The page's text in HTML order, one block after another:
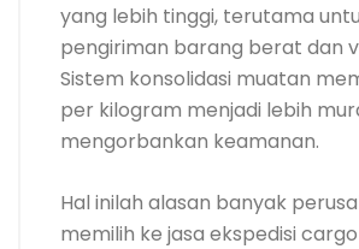
yang lebih tinggi, terutama
pengiriman barang berat dan
Sistem konsolidasi muatan
per kilogram menjadi lebih
mengorbankan keamanan.
Hal inilah alasan banyak
memilih ke jasa ekspedisi cargo